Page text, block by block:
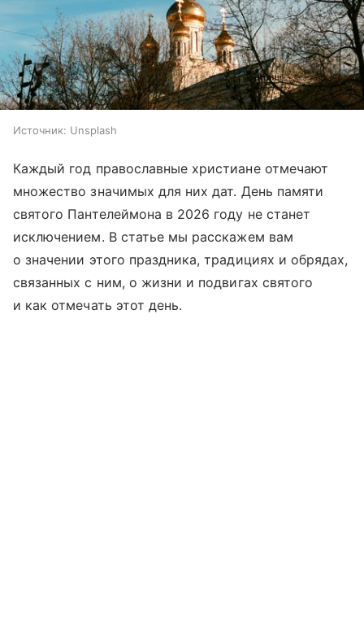
Источник: Unsplash
Каждый год православные христиане отмечают
множество значимых для них дат. День памяти
святого Пантелеймона в 2026 году не станет
исключением. В статье мы расскажем вам
о значении этого праздника, традициях и обрядах,
связанных с ним, о жизни и подвигах святого
и как отмечать этот день.